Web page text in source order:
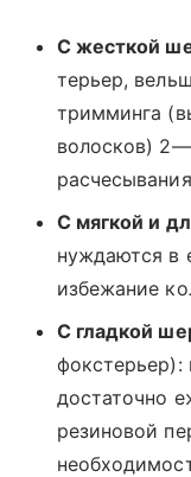
С жесткой
терьер,
тримминга
волосков)
С мягкой и
нуждаются в
избежание
С гладкой
фокстерьер):
достаточно
резиновой